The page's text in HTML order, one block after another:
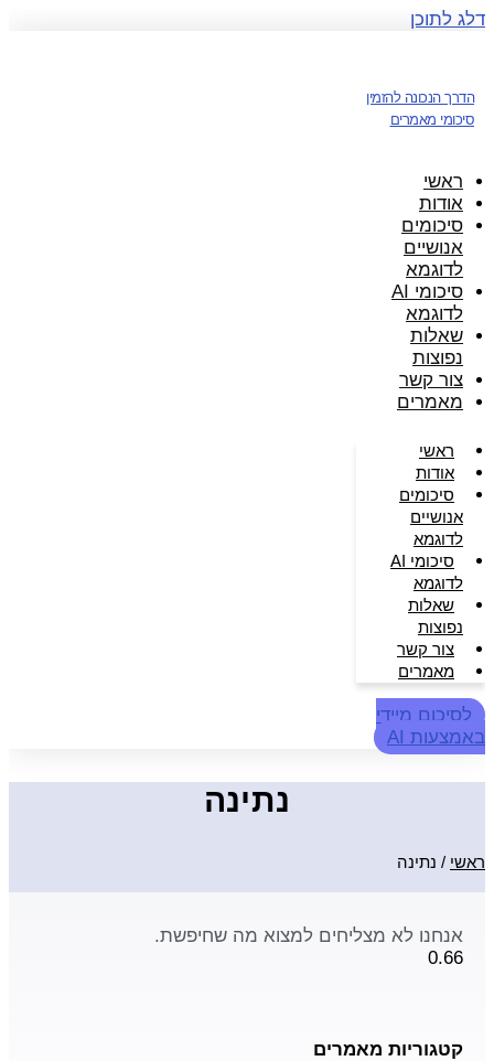
דלג לתוכן
הדרך הנכונה להזמין
סיכומי מאמרים
ראשי
אודות
סיכומים
אנושיים
לדוגמא
סיכומי AI
לדוגמא
שאלות
נפוצות
צור קשר
מאמרים
ראשי
אודות
סיכומים
אנושיים
לדוגמא
סיכומי AI
לדוגמא
שאלות
נפוצות
צור קשר
מאמרים
לסיכום מיידי
באמצעות AI
נתינה
ראשי / נתינה
אנחנו לא מצליחים למצוא מה שחיפשת.
קטגוריות מאמרים